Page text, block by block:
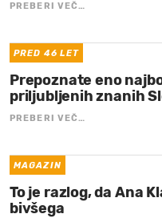
PREBERI VEČ…
PRED 46 LET
Prepoznate eno
priljubljenih znanih
PREBERI VEČ…
MAGAZIN
To je razlog, da Ana
bivšega